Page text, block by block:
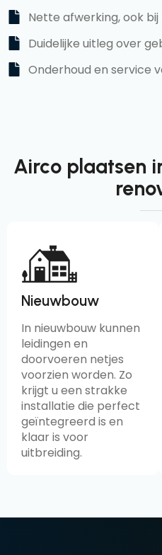
Nette afwerking, ook
Duidelijke uitleg over
Onderhoud en service
Airco plaatsen
Nieuwbouw
In nieuwbouw kunnen
leidingen en
doorvoeren netjes
voorzien worden. Zo
krijgt u een strakke
installatie die perfect
geïntegreerd is en
klaar is voor
uitbreiding.